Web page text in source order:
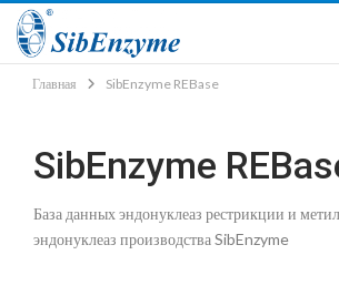
Главная SibEnzyme REBase
SibEnzyme
База данных эндонуклеаз рестрикции и
эндонуклеаз производства SibEnzyme